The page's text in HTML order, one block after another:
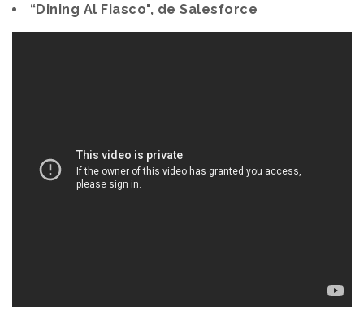
“Dining Al Fiasco", de Salesforce